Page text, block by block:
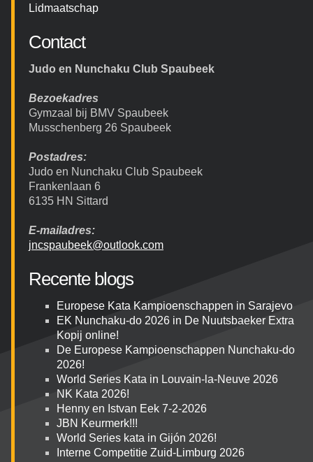
Lidmaatschap
Contact
Judo en Nunchaku Club Spaubeek
Bezoekadres
Gymzaal bij BMV Spaubeek
Musschenberg 26 Spaubeek
Postadres:
Judo en Nunchaku Club Spaubeek
Frankenlaan 6
6135 HN Sittard
E-mailadres:
jncspaubeek@outlook.com
Recente blogs
Europese Kata Kampioenschappen in Sarajevo
EK Nunchaku-do 2026 in De Nuutsbaeker Extra
Kopij online!
De Europese Kampioenschappen Nunchaku-do
2026!
World Series Kata in Louvain-la-Neuve 2026
NK Kata 2026!
Henny en Istvan Eek 7-2-2026
JBN Keurmerk!!!
World Series kata in Gijón 2026!
Interne Competitie Zuid-Limburg 2026